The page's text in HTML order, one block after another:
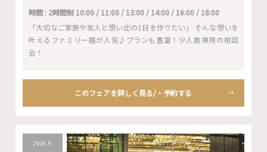
時間 : 2時間制 10:00 / 11:00 / 13:00 / 14:00 / 16:00 / 18:00
「大切なご家族や友人と想い出の1日を作りたい」 そんな想いを
叶えるファミリー婚が人気♪プランも豊富！少人数専用の相談
会！
このフェアを詳しく見る/・予約する
2026.9